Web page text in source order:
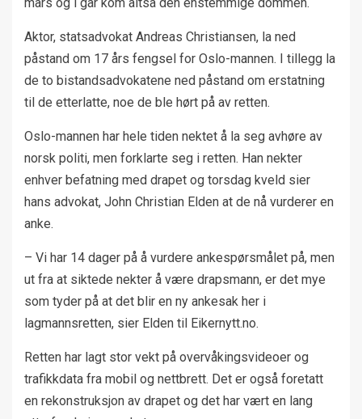
Aktor, statsadvokat Andreas Christiansen, la ned
påstand om 17 års fengsel for Oslo-mannen. I tillegg la
de to bistandsadvokatene ned påstand om erstatning
til de etterlatte, noe de ble hørt på av retten.
Oslo-mannen har hele tiden nektet å la seg avhøre av
norsk politi, men forklarte seg i retten. Han nekter
enhver befatning med drapet og torsdag kveld sier
hans advokat, John Christian Elden at de nå vurderer en
anke.
– Vi har 14 dager på å vurdere ankespørsmålet på, men
ut fra at siktede nekter å være drapsmann, er det mye
som tyder på at det blir en ny ankesak her i
lagmannsretten, sier Elden til Eikernytt.no.
Retten har lagt stor vekt på overvåkingsvideoer og
trafikkdata fra mobil og nettbrett. Det er også foretatt
en rekonstruksjon av drapet og det har vært en lang